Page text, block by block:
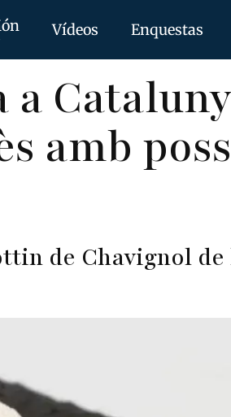
Vídeos Enquestas
amb
de Chavignol